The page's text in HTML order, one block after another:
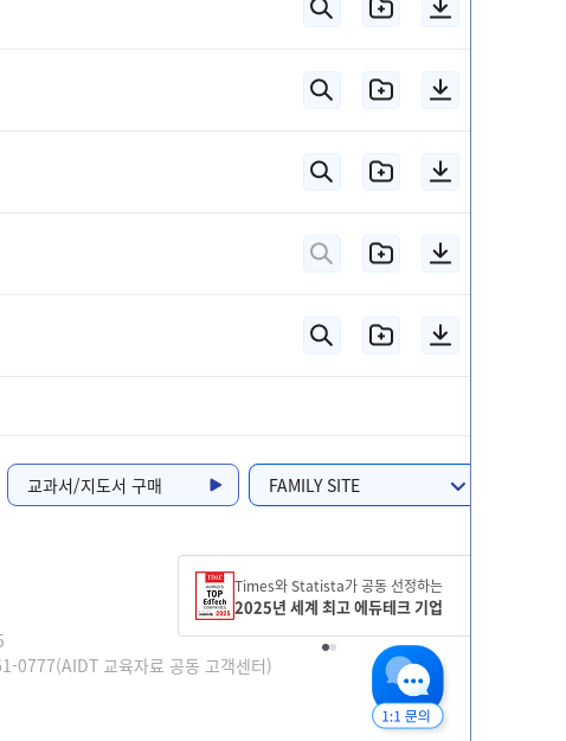
0777(AIDT 교육자료 공동 고객센터)
교과서/지도서 구매 FAMILY SITE
Times와 Statista가 공동 선정하는
2025년 세계 최고 에듀테크 기업